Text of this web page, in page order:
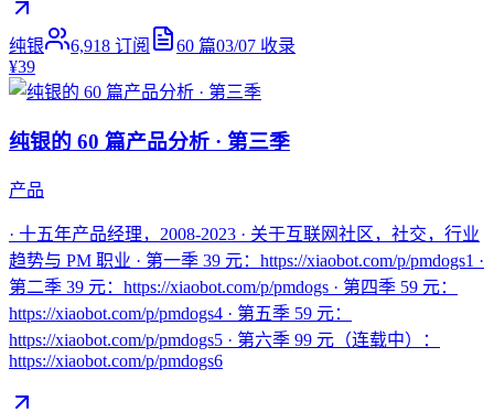
纯银 6,918 订阅 60 篇03/07 收录
¥39
纯银的 60 篇产品分析 · 第三季
产品
· 十五年产品经理，2008-2023 · 关于互联网社区，社交，行业
趋势与 PM 职业 · 第一季 39 元：https://xiaobot.com/p/pmdogs1 ·
第二季 39 元：https://xiaobot.com/p/pmdogs · 第四季 59 元：
https://xiaobot.com/p/pmdogs4 · 第五季 59 元：
https://xiaobot.com/p/pmdogs5 · 第六季 99 元（连载中）：
https://xiaobot.com/p/pmdogs6